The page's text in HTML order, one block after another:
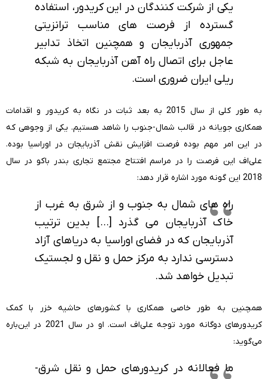
یکی از شرکت کنندگان در این کریدور، استفاده
گسترده از فرصت های مناسب ترانزیتی
جمهوری آذربایجان و همچنین اتخاذ تدابیر
عاجل برای اتصال راه آهن آذربایجان به شبکه
ریلی ایران ضروری است.
به طور کلی از سال 2015 به بعد ثبات در نگاه به کریدور و اقدامات
همکاری جویانه در قالب شمال-جنوب را شاهد هستیم. یکی از وجوهی که
در این امر مهم بوده فرصت افزایش نقش آذربایجان در اوراسیا بوده.
علی‌اف این فرصت را در مراسم افتتاح مجتمع تجاری بندر باکو در سال
2018 این گونه مورد اشاره قرار دهد:
راه های شمال به جنوب و از شرق به غرب از
خاک آذربایجان می گذرد […] بدین ترتیب
آذربایجان که در فضای اوراسیا به دریاهای آزاد
دسترسی ندارد به مرکز حمل و نقل و لجستیک
تبدیل خواهد شد.
همچنین به طور خاصی همکاری با کشورهای حاشیه خزر با کمک
کریدورهای دوگانه مورد توجه علی‌اف است. او در سال 2021 در این‌باره
می‌گوید:
ما فعالانه در کریدورهای حمل و نقل شرق-